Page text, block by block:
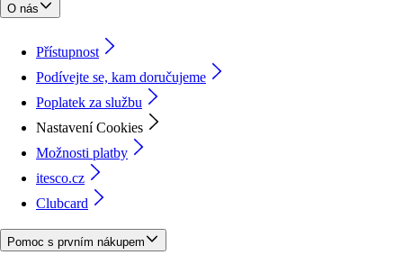
O nás
Přístupnost
Podívejte se, kam doručujeme
Poplatek za službu
Nastavení Cookies
Možnosti platby
itesco.cz
Clubcard
Pomoc s prvním nákupem